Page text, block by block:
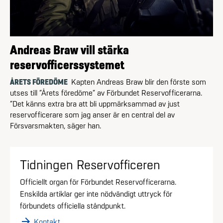
Andreas Braw vill stärka
reservofficerssystemet
ÅRETS FÖREDÖME Kapten Andreas Braw blir den förste som
utses till ”Årets föredöme” av Förbundet Reservofficerarna.
”Det känns extra bra att bli uppmärksammad av just
reservofficerare som jag anser är en central del av
Försvarsmakten, säger han.
Tidningen Reservofficeren
Officiellt organ för Förbundet Reservofficerarna.
Enskilda artiklar ger inte nödvändigt uttryck för
förbundets officiella ståndpunkt.